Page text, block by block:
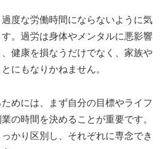
度な労働時間にならないように気
。過労は身体やメンタルに悪影響
健康を損なうだけでなく、家族や
にもなりかねません。
めには、まず自分の目標やライフ
の時間を決めることが重要です。
かり区別し、それぞれに専念でき